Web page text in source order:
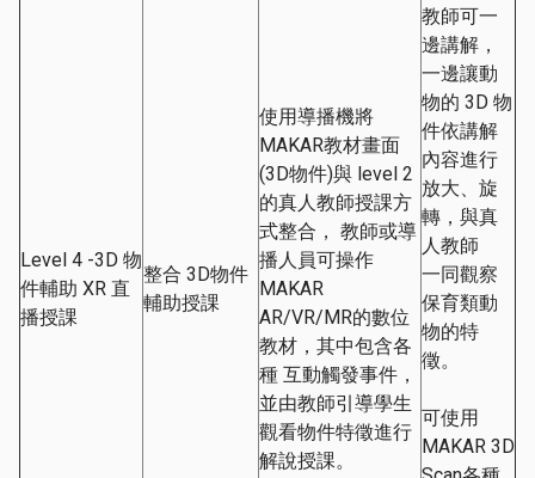
Level 4 -3D 物
件輔助 XR 直
播授課
整合 3D物件
輔助授課
使用導播機將
MAKAR教材畫面
(3D物件)與 level 2
的真人教師授課方
式整合， 教師或導
播人員可操作
MAKAR
AR/VR/MR的數位
教材，其中包含各
種 互動觸發事件，
並由教師引導學生
觀看物件特徵進行
解說授課。
教師可一
邊講解，
一邊讓動
物的 3D 物
件依講解
內容進行
放大、旋
轉，與真
人教師
一同觀察
保育類動
物的特
徵。
可使用
MAKAR 3D